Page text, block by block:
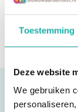
Toestemming
Deze website
We gebruiken
jouw
Kan ik
op met